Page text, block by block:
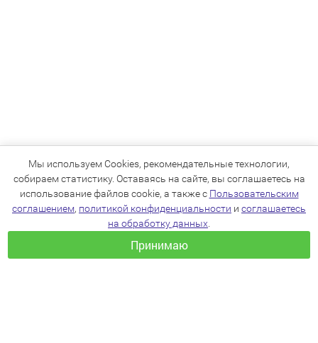
Мы используем Cookies, рекомендательные технологии,
собираем статистику. Оставаясь на сайте, вы соглашаетесь на
использование файлов cookie, а также с Пользовательским
соглашением, политикой конфиденциальности и соглашаетесь
на обработку данных
Принимаю